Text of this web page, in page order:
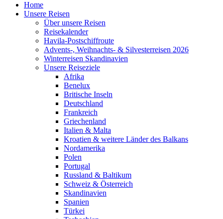
Home
Unsere Reisen
Über unsere Reisen
Reisekalender
Havila-Postschiffroute
Advents-, Weihnachts- & Silvesterreisen 2026
Winterreisen Skandinavien
Unsere Reiseziele
Afrika
Benelux
Britische Inseln
Deutschland
Frankreich
Griechenland
Italien & Malta
Kroatien & weitere Länder des Balkans
Nordamerika
Polen
Portugal
Russland & Baltikum
Schweiz & Österreich
Skandinavien
Spanien
Türkei